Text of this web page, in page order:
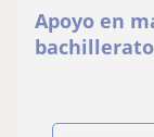
Apoyo en
bachillerato